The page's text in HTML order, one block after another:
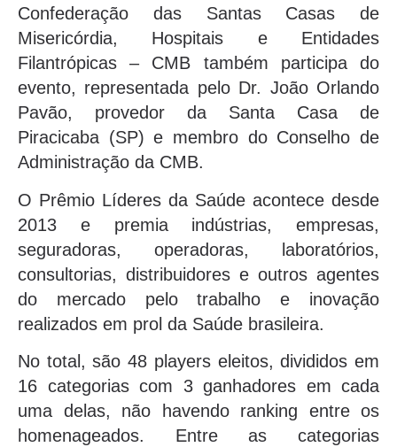
Confederação das Santas Casas de
Misericórdia, Hospitais e Entidades
Filantrópicas – CMB também participa do
evento, representada pelo Dr. João Orlando
Pavão, provedor da Santa Casa de
Piracicaba (SP) e membro do Conselho de
Administração da CMB.
O Prêmio Líderes da Saúde acontece desde
2013 e premia indústrias, empresas,
seguradoras, operadoras, laboratórios,
consultorias, distribuidores e outros agentes
do mercado pelo trabalho e inovação
realizados em prol da Saúde brasileira.
No total, são 48 players eleitos, divididos em
16 categorias com 3 ganhadores em cada
uma delas, não havendo ranking entre os
homenageados. Entre as categorias